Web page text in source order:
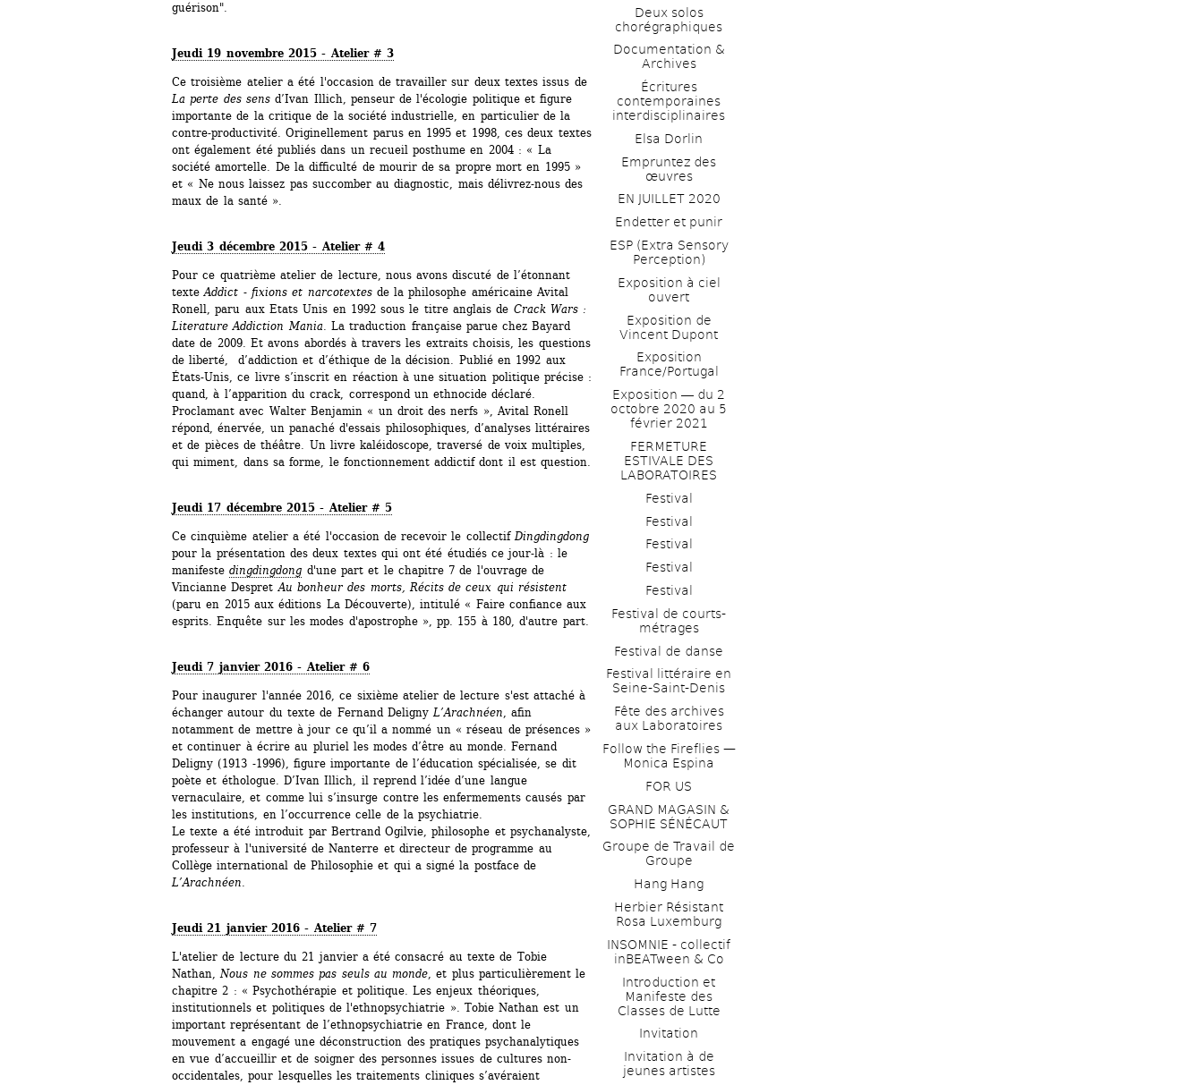
guérison".
Jeudi 19 novembre 2015 - Atelier # 3
Ce troisième atelier a été l'occasion de travailler sur deux textes issus de
La perte des sensd’Ivan Illich, penseur de l'écologie politique et figure
importante de la critique de la société industrielle, en particulier de la
contre-productivité. Originellement parus en 1995 et 1998, ces deux textes
ont également été publiés dans un recueil posthume en 2004 : « La
société amortelle. De la difficulté de mourir de sa propre mort en 1995 »
et « Ne nous laissez pas succomber au diagnostic, mais délivrez-nous des
maux de la santé ».
Jeudi 3 décembre 2015 - Atelier # 4
Pour ce quatrième atelier de lecture, nous avons discuté de l’étonnant
texte Addict - fixions et narcotextesde la philosophe américaine Avital
Ronell, paru aux Etats Unis en 1992 sous le titre anglais de Crack Wars :
Literature Addiction Mania. La traduction française parue chez Bayard
date de 2009. Et avons abordés à travers les extraits choisis, les questions
de liberté, d’addiction et d’éthique de la décision. Publié en 1992 aux
États-Unis, ce livre s’inscrit en réaction à une situation politique précise :
quand, à l’apparition du crack, correspond un ethnocide déclaré.
Proclamant avec Walter Benjamin « un droit des nerfs », Avital Ronell
répond, énervée, un panaché d'essais philosophiques, d’analyses littéraires
et de pièces de théâtre. Un livre kaléidoscope, traversé de voix multiples,
qui miment, dans sa forme, le fonctionnement addictif dont il est question.
Jeudi 17 décembre 2015 - Atelier # 5
Ce cinquième atelier a été l'occasion de recevoir le collectif Dingdingdong
pour la présentation des deux textes qui ont été étudiés ce jour-là : le
manifeste dingdingdong d'une part et le chapitre 7 de l'ouvrage de
Vincianne Despret Au bonheur des morts, Récits de ceux qui résistent
(paru en 2015 aux éditions La Découverte), intitulé « Faire confiance aux
esprits. Enquête sur les modes d'apostrophe », pp. 155 à 180, d'autre part.
Jeudi 7 janvier 2016 - Atelier # 6
Pour inaugurer l'année 2016, ce sixième atelier de lecture s'est attaché à
échanger autour du texte de Fernand Deligny L’Arachnéen, afin
notamment de mettre à jour ce qu’il a nommé un « réseau de présences »
et continuer à écrire au pluriel les modes d’être au monde. Fernand
Deligny (1913 -1996), figure importante de l’éducation spécialisée, se dit
poète et éthologue. D’Ivan Illich, il reprend l’idée d’une langue
vernaculaire, et comme lui s’insurge contre les enfermements causés par
les institutions, en l’occurrence celle de la psychiatrie.
Le texte a été introduit par Bertrand Ogilvie, philosophe et psychanalyste,
professeur à l'université de Nanterre et directeur de programme au
Collège international de Philosophie et qui a signé la postface de
L’Arachnéen.
Jeudi 21 janvier 2016 - Atelier # 7
L'atelier de lecture du 21 janvier a été consacré au texte de Tobie
Nathan, Nous ne sommes pas seuls au monde, et plus particulièrement le
chapitre 2 : « Psychothérapie et politique. Les enjeux théoriques,
institutionnels et politiques de l'ethnopsychiatrie ». Tobie Nathan est un
important représentant de l’ethnopsychiatrie en France, dont le
mouvement a engagé une déconstruction des pratiques psychanalytiques
en vue d’accueillir et de soigner des personnes issues de cultures non-
occidentales, pour lesquelles les traitements cliniques s’avéraient
Deux solos
chorégraphiques
Documentation &
Archives
Écritures
contemporaines
interdisciplinaires
Elsa Dorlin
Empruntez des
œuvres
EN JUILLET 2020
Endetter et punir
ESP (Extra Sensory
Perception)
Exposition à ciel
ouvert
Exposition de
Vincent Dupont
Exposition
France/Portugal
Exposition ― du 2
octobre 2020 au 5
février 2021
FERMETURE
ESTIVALE DES
LABORATOIRES
Festival
Festival
Festival
Festival
Festival
Festival de courts-
métrages
Festival de danse
Festival littéraire en
Seine-Saint-Denis
Fête des archives
aux Laboratoires
Follow the Fireflies —
Monica Espina
FOR US
GRAND MAGASIN &
SOPHIE SÉNÉCAUT
Groupe de Travail de
Groupe
Hang Hang
Herbier Résistant
Rosa Luxemburg
INSOMNIE - collectif
inBEATween & Co
Introduction et
Manifeste des
Classes de Lutte
Invitation
Invitation à de
jeunes artistes